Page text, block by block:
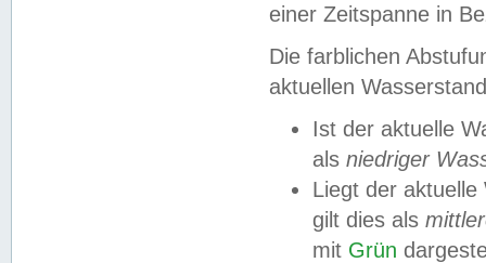
einer Zeitspanne in
Die farblichen
aktuellen
Ist der aktuelle
als niedriger
Liegt der
gilt dies als
mit Grün